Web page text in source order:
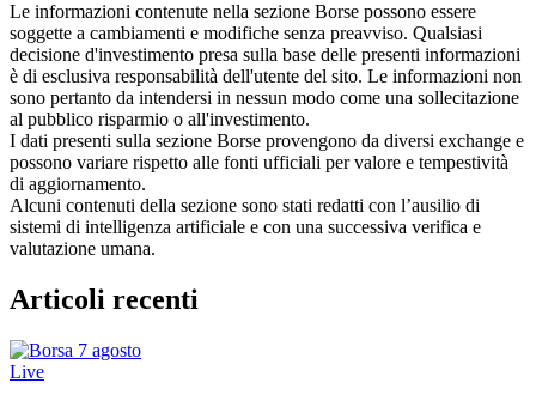
Le informazioni contenute nella sezione Borse possono essere
soggette a cambiamenti e modifiche senza preavviso. Qualsiasi
decisione d'investimento presa sulla base delle presenti informazioni
è di esclusiva responsabilità dell'utente del sito. Le informazioni non
sono pertanto da intendersi in nessun modo come una sollecitazione
al pubblico risparmio o all'investimento.
I dati presenti sulla sezione Borse provengono da diversi exchange e
possono variare rispetto alle fonti ufficiali per valore e tempestività
di aggiornamento.
Alcuni contenuti della sezione sono stati redatti con l’ausilio di
sistemi di intelligenza artificiale e con una successiva verifica e
valutazione umana.
Articoli recenti
Live